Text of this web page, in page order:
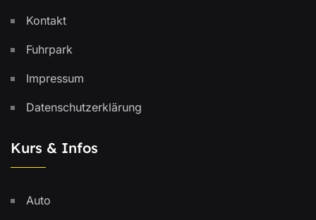
Kontakt
Fuhrpark
Impressum
Datenschutzerklärung
Kurs & Infos
Auto